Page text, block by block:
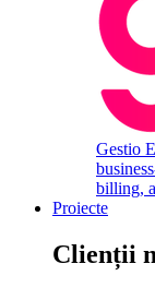
Gestio
billing,
Proiecte
Clienții